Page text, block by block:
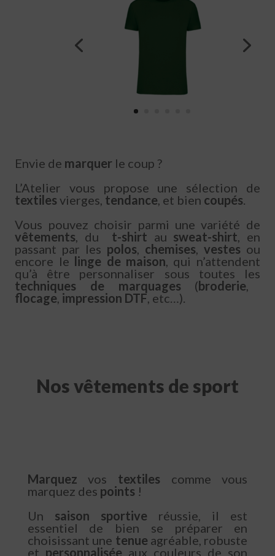
Envie de marquer le coup ?
L’Atelier vous propose une sélection de
textiles vierges, tendance , et bien coupés
Vous pouvez choisir parmi une variété de
vêtements , du t-shirt au sweat-shirt , en
passant par les polos chemises vestes ou
encore le linge de maison , qui n’attendent
qu’à être personnaliser sous toutes les
techniques de marquages (broderie
flocage impression DTF , etc…).
Nos vêtements de sport
Marquez vos textiles comme vous
marquez des points !
Un saison sportive réussie, il est
essentiel de bien se préparer en
choisissant une tenue agréable, robuste
et personnalisée aux couleurs de son